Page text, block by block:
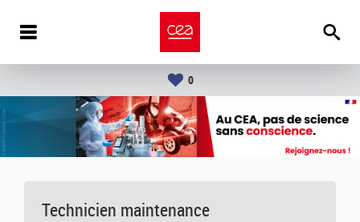
0
Technicien maintenance